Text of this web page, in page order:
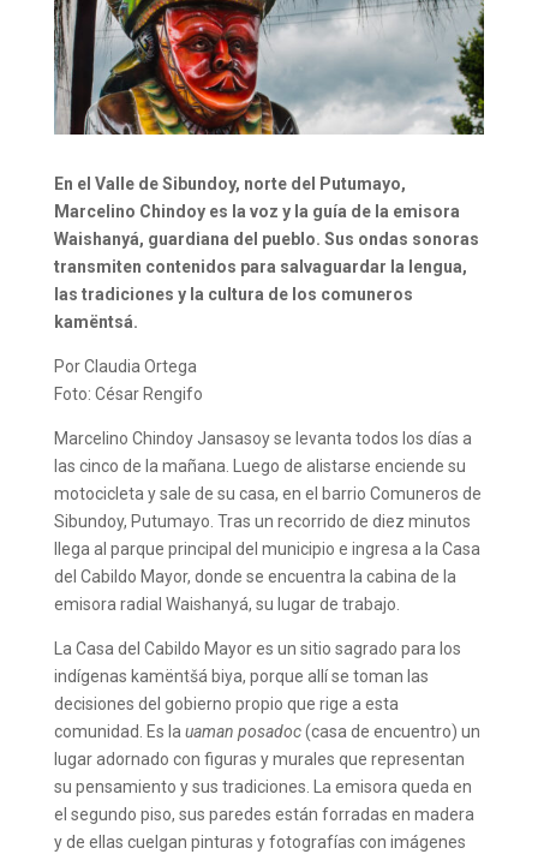
En el Valle de Sibundoy, norte del Putumayo,
Marcelino Chindoy es la voz y la guía de la emisora
Waishanyá, guardiana del pueblo. Sus ondas sonoras
transmiten contenidos para salvaguardar la lengua,
las tradiciones y la cultura de los comuneros
kamëntsá.
Por Claudia Ortega
Foto: César Rengifo
Marcelino Chindoy Jansasoy se levanta todos los días a
las cinco de la mañana. Luego de alistarse enciende su
motocicleta y sale de su casa, en el barrio Comuneros de
Sibundoy, Putumayo. Tras un recorrido de diez minutos
llega al parque principal del municipio e ingresa a la Casa
del Cabildo Mayor, donde se encuentra la cabina de la
emisora radial Waishanyá, su lugar de trabajo.
La Casa del Cabildo Mayor es un sitio sagrado para los
indígenas kamëntšá biya, porque allí se toman las
decisiones del gobierno propio que rige a esta
comunidad. Es la uaman posadoc(casa de encuentro) un
lugar adornado con figuras y murales que representan
su pensamiento y sus tradiciones. La emisora queda en
el segundo piso, sus paredes están forradas en madera
y de ellas cuelgan pinturas y fotografías con imágenes